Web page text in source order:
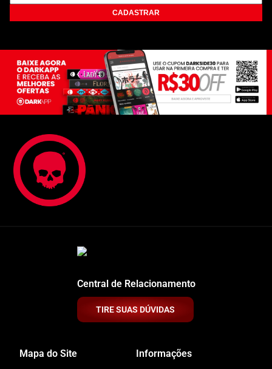
CADASTRAR
Central de Relacionamento
TIRE SUAS DÚVIDAS
Mapa do Site Informações